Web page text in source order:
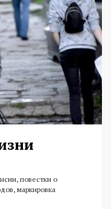
повестки о
маркировка